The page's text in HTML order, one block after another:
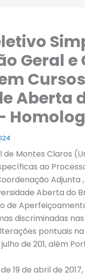
Geral
Aberta
de Montes Claros
ao
Aberta do
de
discriminadas nas
pontuais na
de 201, além
19 de abril de